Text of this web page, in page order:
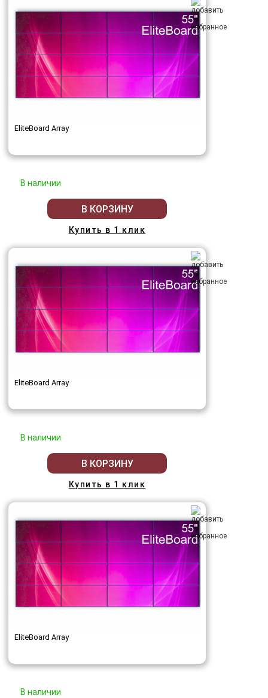
EliteBoard Array
В наличии
В КОРЗИНУ
Купить в 1 клик
EliteBoard Array
В наличии
В КОРЗИНУ
Купить в 1 клик
EliteBoard Array
В наличии